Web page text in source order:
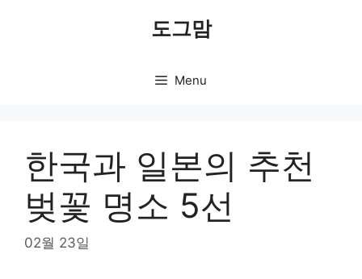
도그맘
Menu
한국과 일본의 추천
벚꽃 명소 5선
02월 23일